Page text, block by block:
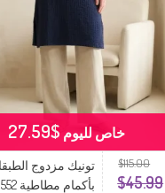
$115.00
$45.99
تونيك مزدوج
خاص لليوم $27.59